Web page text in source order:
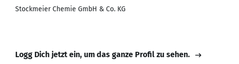
Stockmeier Chemie GmbH & Co. KG
Logg Dich jetzt ein, um das ganze Profil zu sehen.